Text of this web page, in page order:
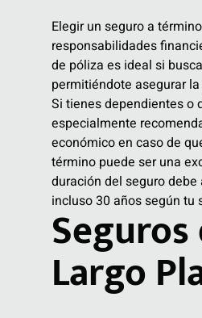
Elegir un seguro a
responsabilidades
de póliza es ideal si
permitiéndote asegurar
Si tienes dependientes o
especialmente
económico en caso de
término puede ser una
duración del seguro
incluso 30 años según tu
Largo